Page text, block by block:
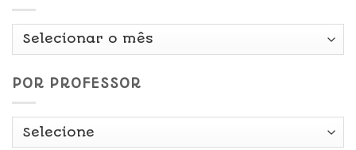
Por
POR PROFESSOR